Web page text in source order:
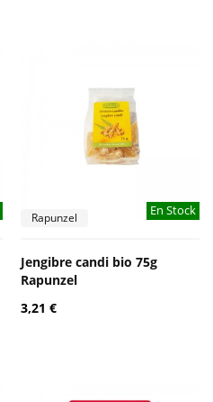
En Stock
Rapunzel
Jengibre candi bio 75g
Rapunzel
3,21 €